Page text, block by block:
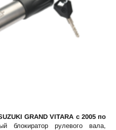
GRAND VITARA c 2005 по
рулевого вала,